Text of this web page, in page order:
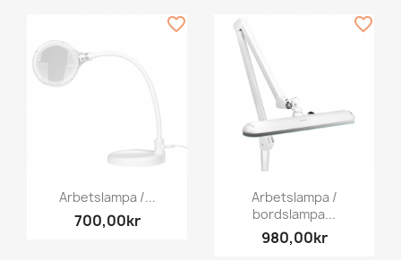
Arbetslampa /...
700,00kr
favorite_border
Arbetslampa /
bordslampa...
980,00kr
favorite_border